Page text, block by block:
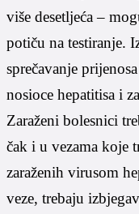
više desetljeća –
potiču na testiranje.
sprečavanje
nosioce hepatitisa i
Zaraženi bolesnici
čak i u vezama koje
zaraženih virusom
veze, trebaju